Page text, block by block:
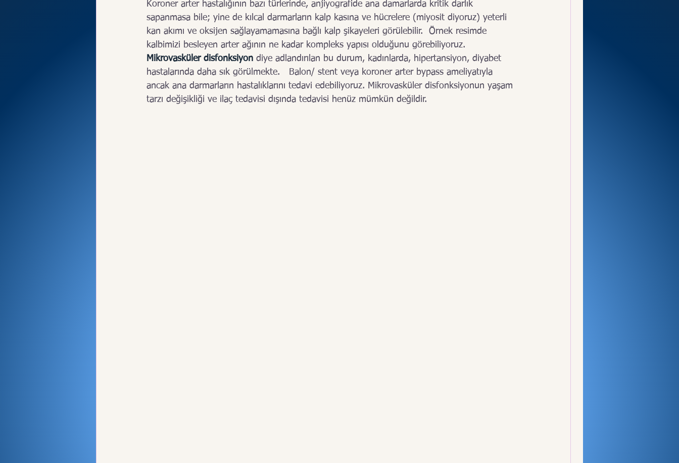
Ritm Bozuklukları Kalp Hastalıklarından Korunma
Koroner arter hastalığının bazı türlerinde, anjiyografide ana damarlarda kritik darlık
sapanmasa bile; yine de kılcal darmarların kalp kasına ve hücrelere (miyosit diyoruz) yeterli
kan akımı ve oksijen sağlayamamasına bağlı kalp şikayeleri görülebilir.  Örnek resimde
kalbimizi besleyen arter ağının ne kadar kompleks yapısı olduğunu görebiliyoruz.
Mikrovasküler disfonksiyon diye adlandırılan bu durum, kadınlarda, hipertansiyon, diyabet
hastalarında daha sık görülmekte.   Balon/ stent veya koroner arter bypass ameliyatıyla
ancak ana darmarların hastalıklarını tedavi edebiliyoruz. Mikrovasküler disfonksiyonun yaşam
tarzı değişikliği ve ilaç tedavisi dışında tedavisi henüz mümkün değildir.